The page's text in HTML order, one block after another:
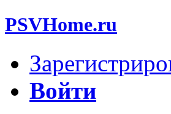
PSVHome.ru
Войти